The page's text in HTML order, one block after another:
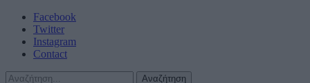
Facebook
Twitter
Instagram
Contact